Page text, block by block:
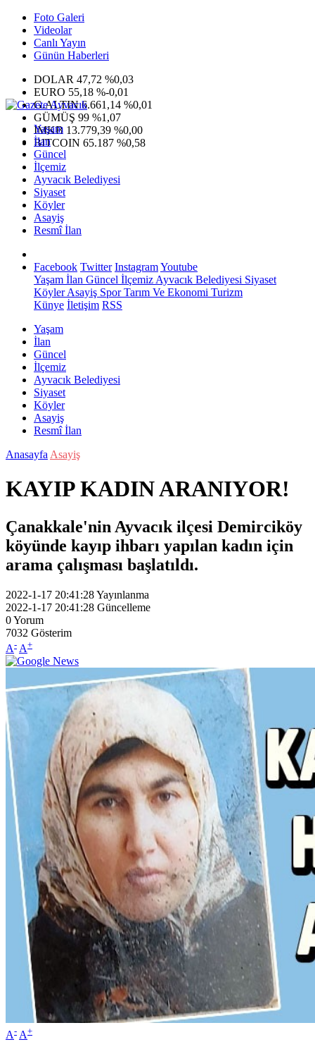
Foto Galeri
Videolar
Canlı Yayın
Günün Haberleri
DOLAR 47,72 %0,03
EURO 55,18 %-0,01
G.ALTIN6.661,14 %0,01
GÜMÜŞ 99 %1,07
IMKB 13.779,39 %0,00
BITCOIN 65.187 %0,58
Yaşam
İlan
Güncel
İlçemiz
Ayvacık Belediyesi
Siyaset
Köyler
Asayiş
Resmî İlan
Facebook Twitter InstagramYoutube
Yaşam İlan Güncel İlçemiz Ayvacık Belediyesi Siyaset
KöylerAsayiş SporTarım Ve Ekonomi Turizm
Künye İletişim RSS
Yaşam
İlan
Güncel
İlçemiz
Ayvacık Belediyesi
Siyaset
Köyler
Asayiş
Resmî İlan
Anasayfa Asayiş
KAYIP KADIN ARANIYOR!
Çanakkale'nin Ayvacık ilçesi Demirciköy
köyünde kayıp ihbarı yapılan kadın için
arama çalışması başlatıldı.
2022-1-17 20:41:28Yayınlanma
2022-1-17 20:41:28 Güncelleme
0Yorum
7032 Gösterim
A- A+
A- A+